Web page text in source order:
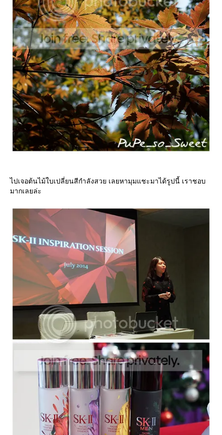
ไปเจอต้นไม้ใบเปลี่ยนสีกำลังสวย เลยหามุมแชะมาได้รูปนี้ เราชอบ
มากเลยล่ะ